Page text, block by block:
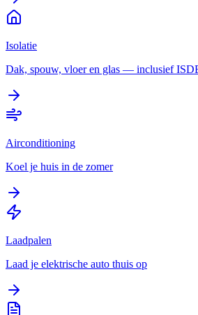
Isolatie
Dak, spouw, vloer en glas — inclusief
Airconditioning
Koel je huis in de zomer
Laadpalen
Laad je elektrische auto thuis op